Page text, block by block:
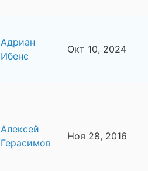
Адриан
Ибенс
Окт 10, 2024
Алексей
Герасимов
Ноя 28, 2016